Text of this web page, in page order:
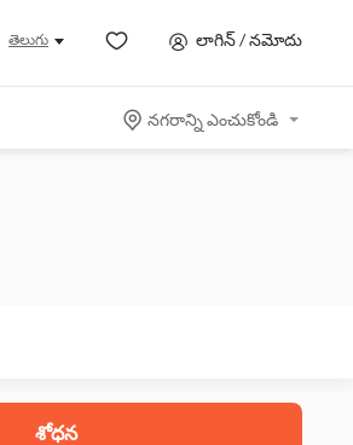
తెలుగు లాగిన్ / నమోదు
నగరాన్ని ఎంచుకోండి
శోధన